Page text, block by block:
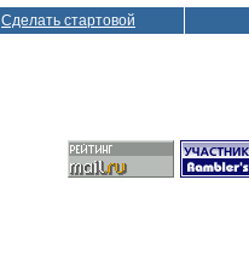
Сделать стартовой